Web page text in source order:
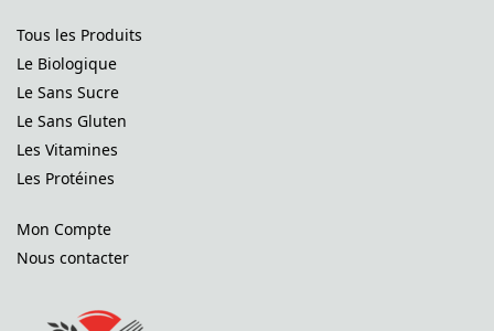
Tous les Produits
Le Biologique
Le Sans Sucre
Le Sans Gluten
Les Vitamines
Les Protéines
Mon Compte
Nous contacter